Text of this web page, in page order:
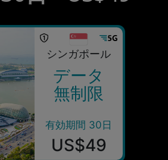
シンガポール
データ
無制限
有効期間 30日
US$49